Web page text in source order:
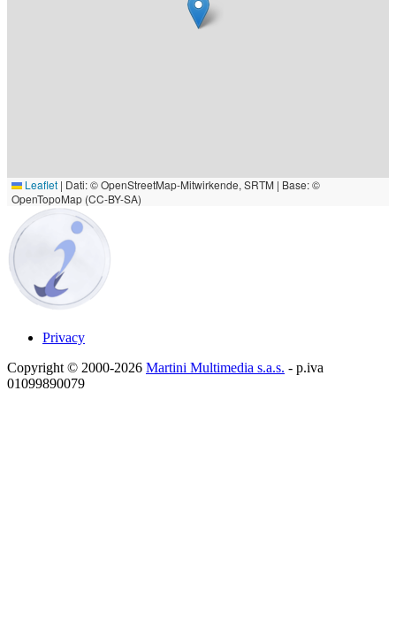
Leaflet | Dati: © OpenStreetMap-Mitwirkende, SRTM | Base: ©
OpenTopoMap (CC-BY-SA)
Privacy
Copyright © 2000-2026 Martini Multimedia s.a.s. - p.iva
01099890079